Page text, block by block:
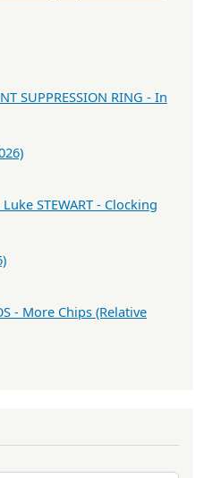
SUPPRESSION RING - In
Luke STEWART - Clocking
- More Chips (Relative